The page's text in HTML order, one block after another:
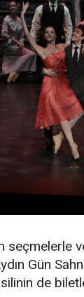
Gün
de